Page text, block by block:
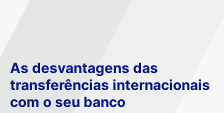
As desvantagens das
transferências internacionais
com o seu banco